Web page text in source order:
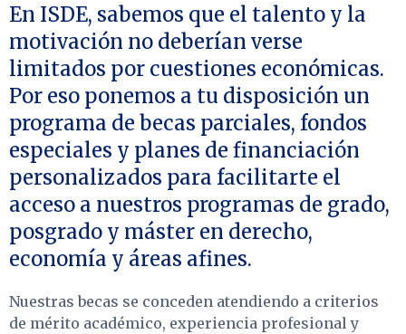
En ISDE, sabemos que el talento y la
motivación no deberían verse
limitados por cuestiones económicas.
Por eso ponemos a tu disposición un
programa de becas parciales, fondos
especiales y planes de financiación
personalizados para facilitarte el
acceso a nuestros programas de grado,
posgrado y máster en derecho,
economía y áreas afines.
Nuestras becas se conceden atendiendo a criterios
de mérito académico, experiencia profesional y